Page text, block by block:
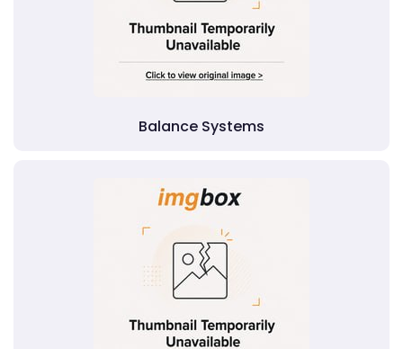
Balance Systems